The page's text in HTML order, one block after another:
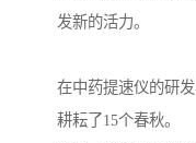
发新的活力。
在中药提速仪的研
耕耘了15个春秋。